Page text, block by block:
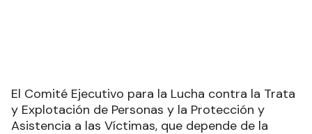
El Comité Ejecutivo para la Lucha contra la Trata
y Explotación de Personas y la Protección y
Asistencia a las Víctimas, que depende de la